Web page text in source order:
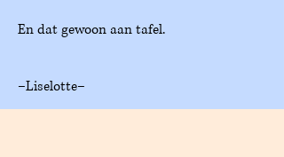
En dat gewoon aan tafel.
–Liselotte–